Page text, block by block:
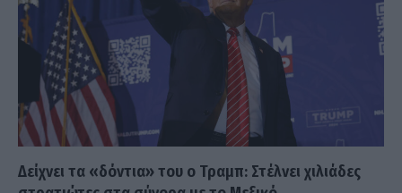
Δείχνει τα «δόντια» του ο Τραμπ: Στέλνει χιλιάδες